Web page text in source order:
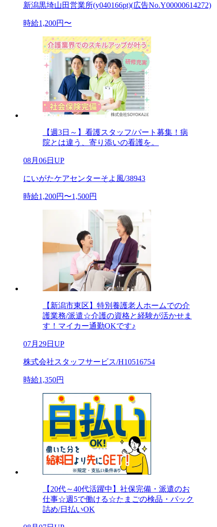
新潟黒埼山田営業所(y040166pt)(広告No.Y00000614272)
時給1,200円〜
【週3日～】看護スタッフ/パート募集！病
院とは違う、寄り添いの看護を。
08月06日UP
にいがたケアセンターそよ風/38943
時給1,200円〜1,500円
【新潟市東区】特別養護老人ホームでの介
護業務/派遣☆介護の資格と経験が活かせま
す！マイカー通勤OKです♪
07月29日UP
株式会社スタッフサービス/H10516754
時給1,350円
【20代～40代活躍中】社保完備・派遣のお
仕事☆週5で働ける☆たまごの検品・パック
詰め/日払いOK